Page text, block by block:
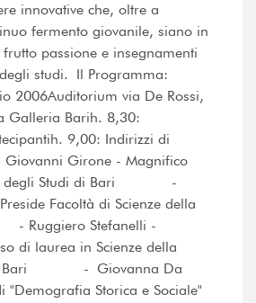
innovative che, oltre a
fermento giovanile, siano in
passione e insegnamenti
studi. Il Programma:
2006Auditorium via De Rossi,
Galleria Barih. 8,30:
9,00: Indirizzi di
Girone - Magnifico
degli Studi di Bari -
Facoltà di Scienze della
Stefanelli -
di laurea in Scienze della
- Bari - Giovanna Da
"Demografia Storica e Sociale"